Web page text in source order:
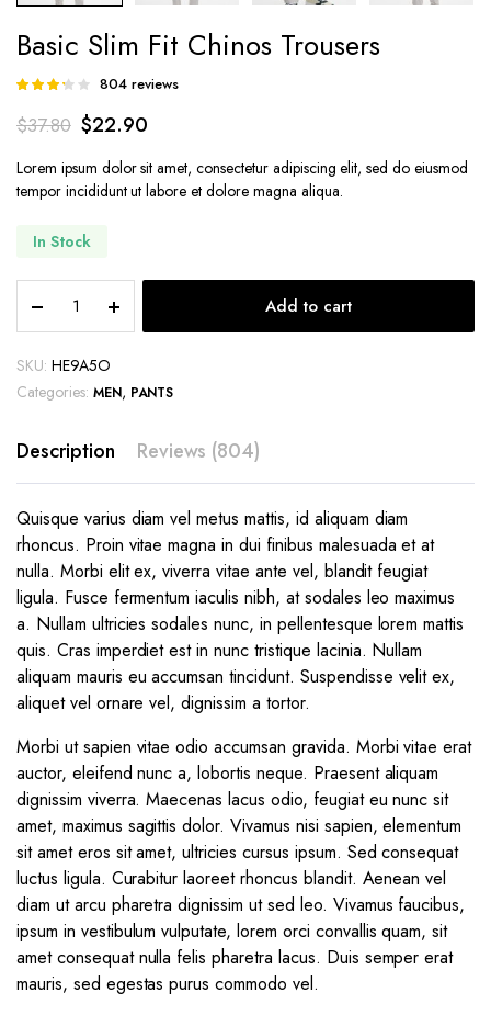
Basic Slim Fit Chinos Trousers
Rated
out of 5
on
122
customer
ratings
804reviews
$37.80 $22.90
Lorem ipsum dolor sit amet, consectetur adipiscing elit, sed do eiusmod
tempor incididunt ut labore et dolore magna aliqua.
In Stock
Slim
Fit
Chinos
Trousers
quantity
Add to cart
SKU: HE9A5O
Categories: MEN, PANTS
Description Reviews (804)
Quisque varius diam vel metus mattis, id aliquam diam
rhoncus. Proin vitae magna in dui finibus malesuada et at
nulla. Morbi elit ex, viverra vitae ante vel, blandit feugiat
ligula. Fusce fermentum iaculis nibh, at sodales leo maximus
a. Nullam ultricies sodales nunc, in pellentesque lorem mattis
quis. Cras imperdiet est in nunc tristique lacinia. Nullam
aliquam mauris eu accumsan tincidunt. Suspendisse velit ex,
aliquet vel ornare vel, dignissim a tortor.
Morbi ut sapien vitae odio accumsan gravida. Morbi vitae erat
auctor, eleifend nunc a, lobortis neque. Praesent aliquam
dignissim viverra. Maecenas lacus odio, feugiat eu nunc sit
amet, maximus sagittis dolor. Vivamus nisi sapien, elementum
sit amet eros sit amet, ultricies cursus ipsum. Sed consequat
luctus ligula. Curabitur laoreet rhoncus blandit. Aenean vel
diam ut arcu pharetra dignissim ut sed leo. Vivamus faucibus,
ipsum in vestibulum vulputate, lorem orci convallis quam, sit
amet consequat nulla felis pharetra lacus. Duis semper erat
mauris, sed egestas purus commodo vel.